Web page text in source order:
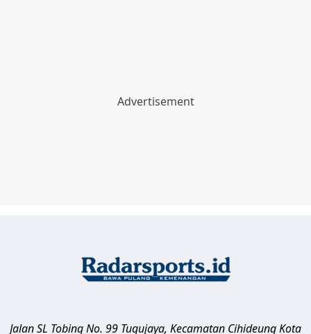
Jalan SL Tobing No. 99 Tugujaya, Kecamatan CihideungKota